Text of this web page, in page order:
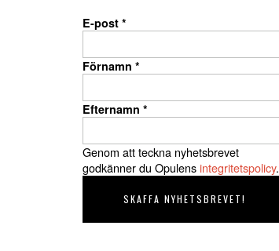
E-post *
Förnamn *
Efternamn *
Genom att teckna nyhetsbrevet
godkänner du Opulensintegritetspolicy.